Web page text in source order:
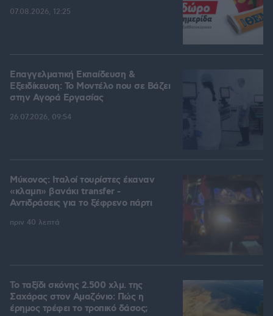
07.08.2026, 12:25
Επαγγελματική Εκπαίδευση &
Εξειδίκευση: Το Mοντέλο που σε Bάζει
στην Aγορά Eργασίας
26.07.2026, 09:54
Μύκονος: Ιταλοί τουρίστες έκαναν
«κλαμπ» βανάκι transfer -
Αντιδράσεις για το ξέφρενο πάρτι
πριν 40 λεπτά
Το ταξίδι σκόνης 2.500 χλμ. της
Σαχάρας στον Αμαζόνιο: Πώς η
έρημος τρέφει το τροπικό δάσος;